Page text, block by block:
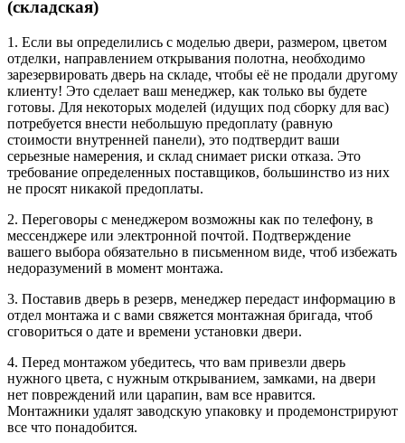
(складская)
1. Если вы определились с моделью двери, размером, цветом
отделки, направлением открывания полотна, необходимо
зарезервировать дверь на складе, чтобы её не продали другому
клиенту! Это сделает ваш менеджер, как только вы будете
готовы. Для некоторых моделей (идущих под сборку для вас)
потребуется внести небольшую предоплату (равную
стоимости внутренней панели), это подтвердит ваши
серьезные намерения, и склад снимает риски отказа. Это
требование определенных поставщиков, большинство из них
не просят никакой предоплаты.
2. Переговоры с менеджером возможны как по телефону, в
мессенджере или электронной почтой. Подтверждение
вашего выбора обязательно в письменном виде, чтоб избежать
недоразумений в момент монтажа.
3. Поставив дверь в резерв, менеджер передаст информацию в
отдел монтажа и с вами свяжется монтажная бригада, чтоб
сговориться о дате и времени установки двери.
4. Перед монтажом убедитесь, что вам привезли дверь
нужного цвета, с нужным открыванием, замками, на двери
нет повреждений или царапин, вам все нравится.
Монтажники удалят заводскую упаковку и продемонстрируют
все что понадобится.